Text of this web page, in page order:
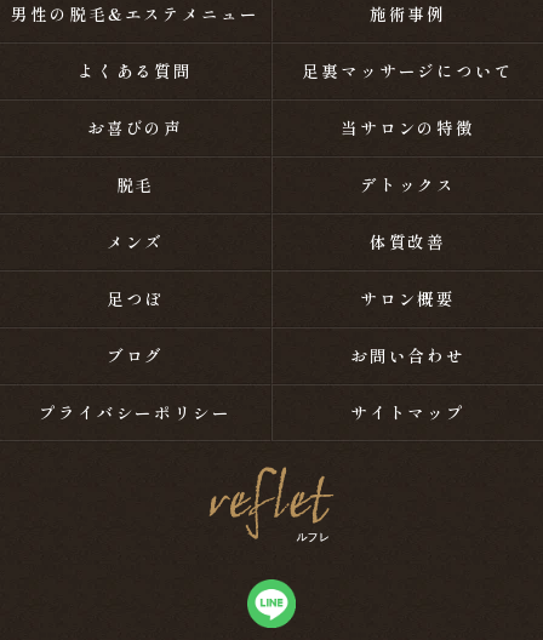
男性の脱毛&エステメニュー 施術事例
よくある質問 足裏マッサージについて
お喜びの声 当サロンの特徴
脱毛 デトックス
メンズ 体質改善
足つぼ サロン概要
ブログ お問い合わせ
プライバシーポリシー サイトマップ